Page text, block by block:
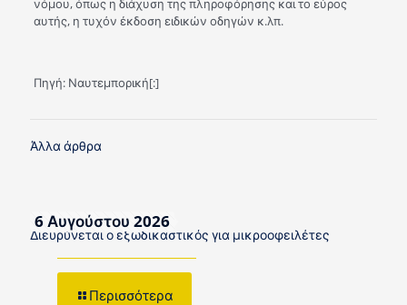
νόμου, όπως η διάχυση της πληροφόρησης και το εύρος
αυτής, η τυχόν έκδοση ειδικών οδηγών κ.λπ.
Πηγή: Ναυτεμπορική[:]
Άλλα άρθρα
6 Αυγούστου 2026
Διευρύνεται ο εξωδικαστικός για μικροοφειλέτες
Περισσότερα